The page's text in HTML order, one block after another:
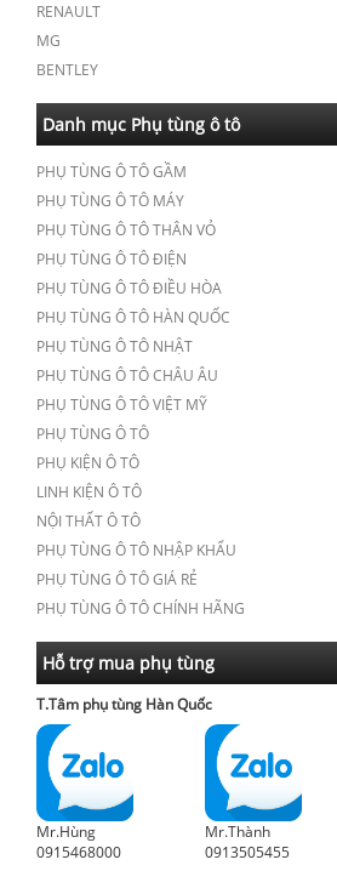
RENAULT
MG
BENTLEY
Danh mục Phụ tùng ô tô
PHỤ TÙNG Ô TÔ GẦM
PHỤ TÙNG Ô TÔ MÁY
PHỤ TÙNG Ô TÔ THÂN VỎ
PHỤ TÙNG Ô TÔ ĐIỆN
PHỤ TÙNG Ô TÔ ĐIỀU HÒA
PHỤ TÙNG Ô TÔ HÀN QUỐC
PHỤ TÙNG Ô TÔ NHẬT
PHỤ TÙNG Ô TÔ CHÂU ÂU
PHỤ TÙNG Ô TÔ VIỆT MỸ
PHỤ TÙNG Ô TÔ
PHỤ KIỆN Ô TÔ
LINH KIỆN Ô TÔ
NỘI THẤT Ô TÔ
PHỤ TÙNG Ô TÔ NHẬP KHẨU
PHỤ TÙNG Ô TÔ GIÁ RẺ
PHỤ TÙNG Ô TÔ CHÍNH HÃNG
Hỗ trợ mua phụ tùng
T.Tâm phụ tùng Hàn Quốc
Mr.Hùng
0915468000
Mr.Thành
0913505455